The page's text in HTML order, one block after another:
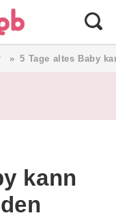
⎯
5 Tage altes Baby
kann